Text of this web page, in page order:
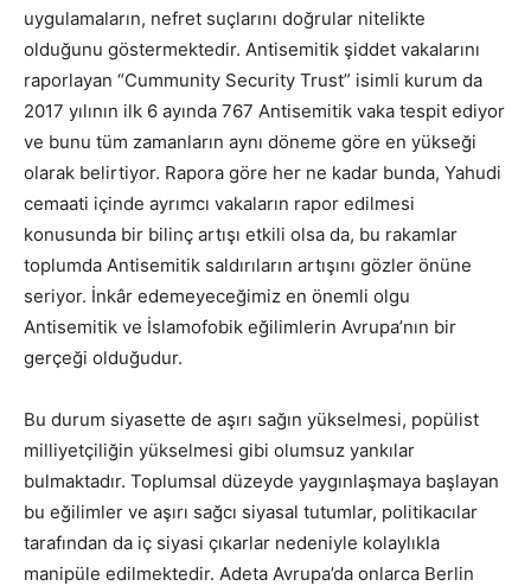
uygulamaların, nefret suçlarını doğrular nitelikte
olduğunu göstermektedir. Antisemitik şiddet vakalarını
raporlayan “Cummunity Security Trust” isimli kurum da
2017 yılının ilk 6 ayında 767 Antisemitik vaka tespit ediyor
ve bunu tüm zamanların aynı döneme göre en yükseği
olarak belirtiyor. Rapora göre her ne kadar bunda, Yahudi
cemaati içinde ayrımcı vakaların rapor edilmesi
konusunda bir bilinç artışı etkili olsa da, bu rakamlar
toplumda Antisemitik saldırıların artışını gözler önüne
seriyor. İnkâr edemeyeceğimiz en önemli olgu
Antisemitik ve İslamofobik eğilimlerin Avrupa’nın bir
gerçeği olduğudur.
Bu durum siyasette de aşırı sağın yükselmesi, popülist
milliyetçiliğin yükselmesi gibi olumsuz yankılar
bulmaktadır. Toplumsal düzeyde yaygınlaşmaya başlayan
bu eğilimler ve aşırı sağcı siyasal tutumlar, politikacılar
tarafından da iç siyasi çıkarlar nedeniyle kolaylıkla
manipüle edilmektedir. Adeta Avrupa’da onlarca Berlin